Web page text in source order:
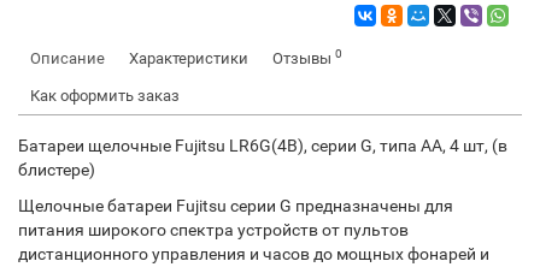
Описание Характеристики Отзывы 0
Как оформить заказ
Батареи щелочные Fujitsu LR6G(4B), серии G, типа АА, 4 шт, (в
блистере)
Щелочные батареи Fujitsu серии G предназначены для
питания широкого спектра устройств от пультов
дистанционного управления и часов до мощных фонарей и